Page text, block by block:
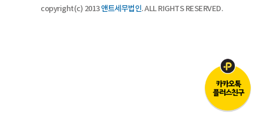
copyright(c) 2013앤트세무법인. ALL RIGHTS RESERVED.